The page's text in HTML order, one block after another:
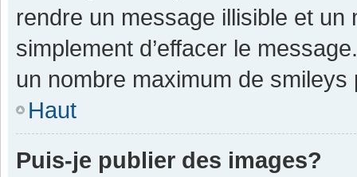
rendre un message illisible et
simplement d’effacer le
un nombre maximum de smileys
Haut
Puis-je publier des images?